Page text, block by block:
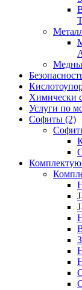
Химически
Услуги по
Софиты (2)